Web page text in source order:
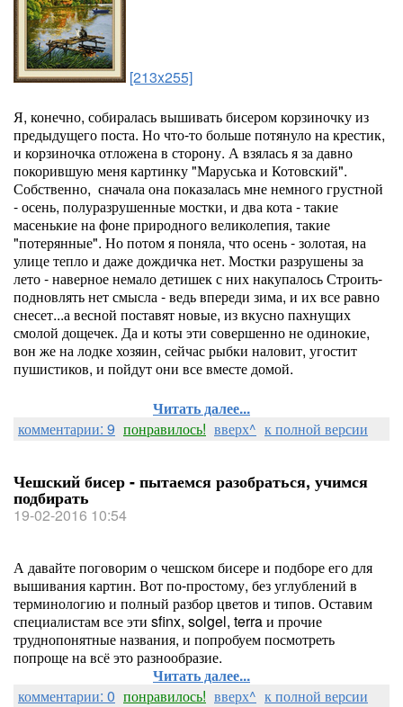
[213x255]
Я, конечно, собиралась вышивать бисером корзиночку из
предыдущего поста. Но что-то больше потянуло на крестик,
и корзиночка отложена в сторону. А взялась я за давно
покорившую меня картинку "Маруська и Котовский".
Собственно, сначала она показалась мне немного грустной
- осень, полуразрушенные мостки, и два кота - такие
масенькие на фоне природного великолепия, такие
"потерянные". Но потом я поняла, что осень - золотая, на
улице тепло и даже дождичка нет. Мостки разрушены за
лето - наверное немало детишек с них накупалось Строить-
подновлять нет смысла - ведь впереди зима, и их все равно
снесет...а весной поставят новые, из вкусно пахнущих
смолой дощечек. Да и коты эти совершенно не одинокие,
вон же на лодке хозяин, сейчас рыбки наловит, угостит
пушистиков, и пойдут они все вместе домой.
Читать далее...
комментарии: 9 понравилось! вверх^ к полной версии
Чешский бисер - пытаемся разобраться, учимся
подбирать
19-02-2016 10:54
А давайте поговорим о чешском бисере и подборе его для
вышивания картин. Вот по-простому, без углублений в
терминологию и полный разбор цветов и типов. Оставим
специалистам все эти sfinx, solgel, terra и прочие
труднопонятные названия, и попробуем посмотреть
попроще на всё это разнообразие.
Читать далее...
комментарии: 0 понравилось! вверх^ к полной версии